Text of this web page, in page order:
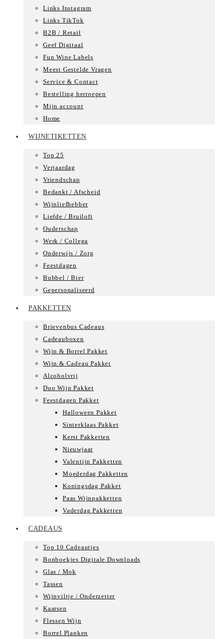
Links Instagram
Links TikTok
B2B / Retail
Geef Digitaal
Fun Wine Labels
Meest Gestelde Vragen
Service & Contact
Bestelling herroepen
Mijn account
Home
WIJNETIKETTEN
Top 25
Verjaardag
Vriendschap
Bedankt / Afscheid
Wijnliefhebber
Liefde / Bruiloft
Ouderschap
Werk / Collega
Onderwijs / Zorg
Feestdagen
Bubbel / Bier
Gepersonaliseerd
PAKKETTEN
Brievenbus Cadeaus
Cadeauboxen
Wijn & Borrel Pakket
Wijn & Cadeau Pakket
Alcoholvrij
Duo Wijn Pakket
Feestdagen Pakket
Halloween Pakket
Sinterklaas Pakket
Kerst Pakketten
Nieuwjaar
Valentijn Pakketten
Moederdag Pakketten
Koningsdag Pakket
Paas Wijnpakketten
Vaderdag Pakketten
CADEAUS
Top 10 Cadeautjes
Bonboekjes Digitale Downloads
Glas / Mok
Tassen
Wijnviltje / Onderzetter
Kaarsen
Flessen Wijn
Borrel Planken